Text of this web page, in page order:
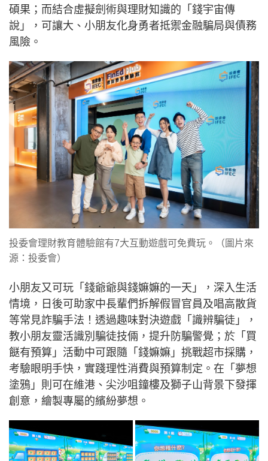
碩果；而結合虛擬劍術與理財知識的「錢宇宙傳
說」，可讓大、小朋友化身勇者抵禦金融騙局與債務
風險。
投委會理財教育體驗館有7大互動遊戲可免費玩。（圖片來
源：投委會）
小朋友又可玩「錢爺爺與錢嫲嫲的一天」，深入生活
情境，日後可助家中長輩們拆解假冒官員及唱高散貨
等常見詐騙手法！透過趣味對決遊戲「識辨騙徒」，
教小朋友靈活識別騙徒技倆，提升防騙警覺；於「買
餸有預算」活動中可跟隨「錢嫲嫲」挑戰超市採購，
考驗眼明手快，實踐理性消費與預算制定。在「夢想
塗鴉」則可在維港、尖沙咀鐘樓及獅子山背景下發揮
創意，繪製專屬的繽紛夢想。